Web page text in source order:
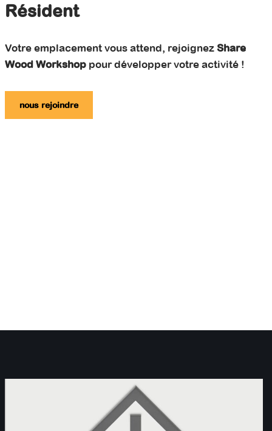
Résident
Votre emplacement vous attend, rejoignez Share
Wood Workshoppour développer votre activité !
nous rejoindre